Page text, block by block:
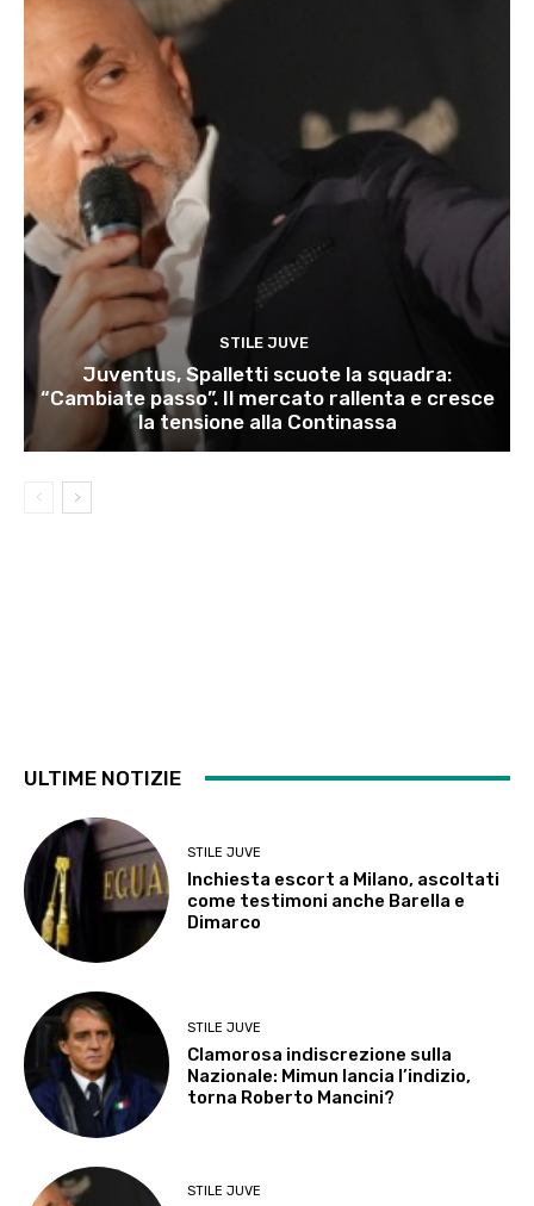
STILE JUVE
Juventus, Spalletti scuote la squadra:
“Cambiate passo”. Il mercato rallenta e cresce
la tensione alla Continassa
ULTIME NOTIZIE
STILE JUVE
Inchiesta escort a Milano, ascoltati
come testimoni anche Barella e
Dimarco
STILE JUVE
Clamorosa indiscrezione sulla
Nazionale: Mimun lancia l’indizio,
torna Roberto Mancini?
STILE JUVE